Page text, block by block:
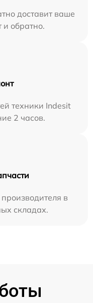
доставит ваше
и обратно.
техники Indesit
2 часов.
в
складах.